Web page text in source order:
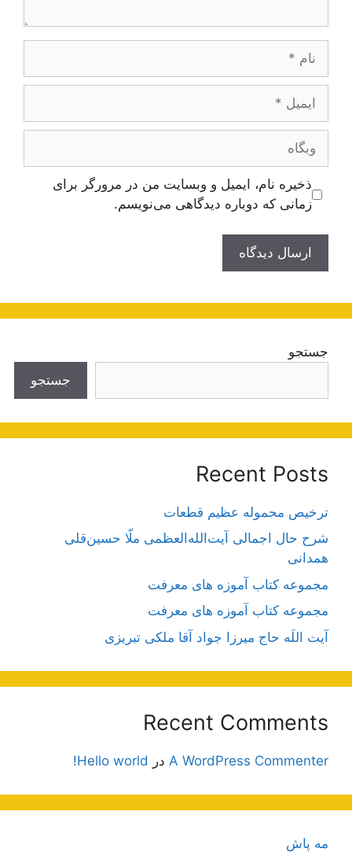
ایمیل
وبگاه
ذخیره نام، ایمیل و وبسایت من در مرورگر برای
زمانی که دوباره دیدگاهی می‌نویسم.
جستجو
جستجو
Recent Posts
ترخیص محموله عظیم قطعات
شرح حال اجمالی آیت‌الله‌العظمی ملّا حسین‌قلی
همدانی
مجموعه کتاب آموزه های معرفت
مجموعه کتاب آموزه های معرفت
آیت اللَه حاج میرزا جواد آقا ملکی تبریزی
Recent Comments
A WordPress Commenter در Hello world!
مه پاش